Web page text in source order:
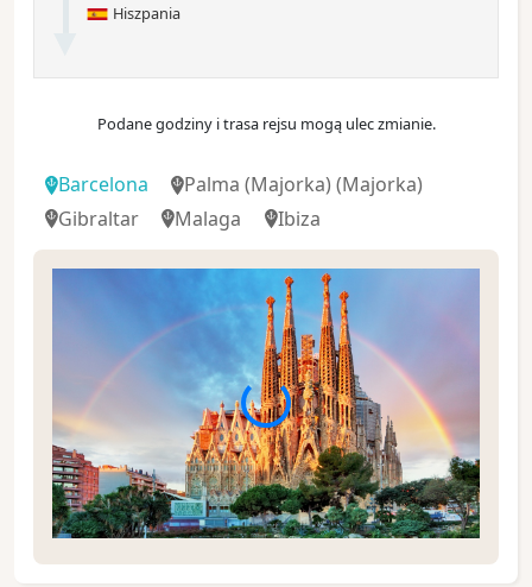
Hiszpania
Podane godziny i trasa rejsu mogą ulec zmianie.
Barcelona Palma (Majorka) (Majorka)
Gibraltar
Malaga Ibiza
Spacer po Barcelonie - od La Rambli, poprzez